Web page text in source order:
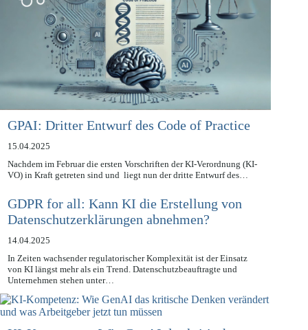
GPAI: Dritter Entwurf des Code of Practice
15.04.2025
Nachdem im Februar die ersten Vorschriften der KI-Verordnung (KI-
GDPR for all: Kann KI die Erstellung von
Datenschutzerklärungen abnehmen?
14.04.2025
In Zeiten wachsender regulatorischer Komplexität ist der Einsatz
von KI längst mehr als ein Trend. Datenschutzbeauftragte und
Unternehmen stehen unter…